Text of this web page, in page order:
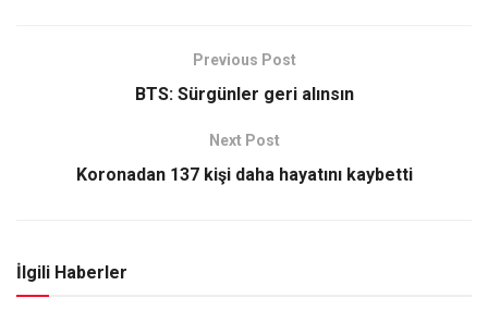
Previous Post
BTS: Sürgünler geri alınsın
Next Post
Koronadan 137 kişi daha hayatını kaybetti
İlgili Haberler